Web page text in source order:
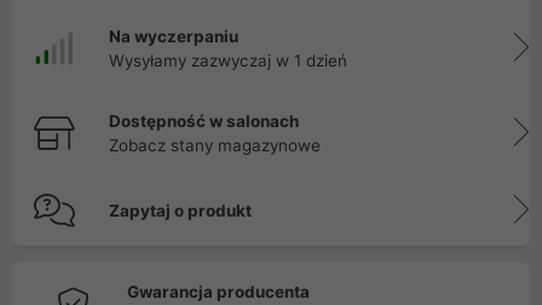
Na wyczerpaniu
Wysyłamy zazwyczaj w 1 dzień
Dostępność w salonach
Zobacz stany magazynowe
Zapytaj o produkt
Gwarancja producenta